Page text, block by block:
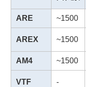
ARE ~1500
AREX ~1500
AM4 ~1500
VTF -